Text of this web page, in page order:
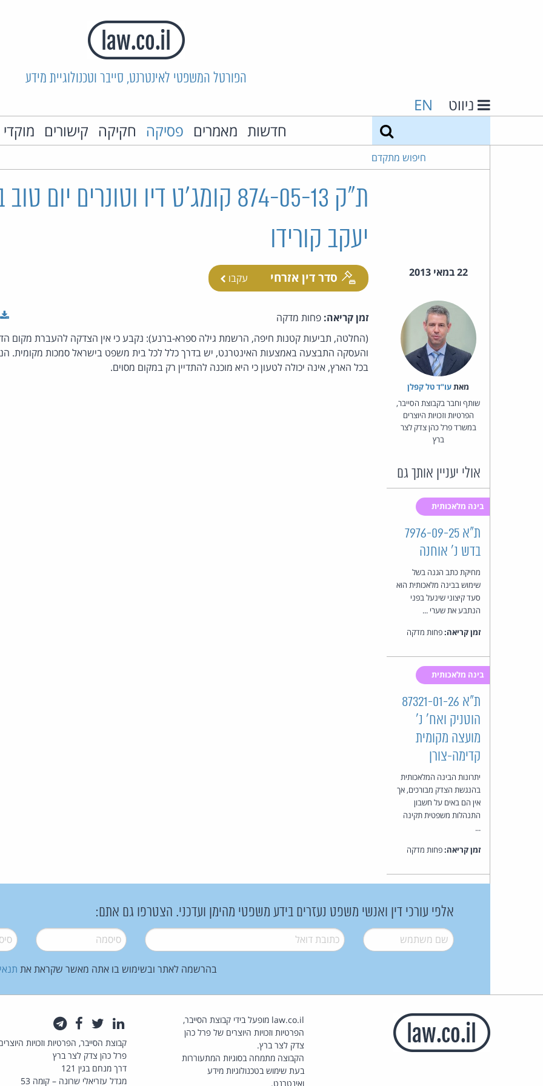
הפורטל המשפטי לאינטרנט, סייבר וטכנולוגיית מידע
ניווט EN
חדשות מאמרים פסיקה חקיקה קישורים
חיפוש מתקדם
ת"ק 874-05-13 קומג'ט דיו וטונרים יום
יעקב קורידו
22 במאי 2013 סדר דין אזרחי עקבו
מאת‏עו"ד טל קפלן
שותף וחבר בקבוצת הסייבר,
הפרטיות וזכויות היוצרים
במשרד פרל כהן צדק לצר
ברץ
אולי יעניין אותך גם
בינה מלאכותית
ת"א 7976-09-25
בדש נ' אוחנה
מחיקת כתב הגנה בשל
שימוש בבינה מלאכותית הוא
סעד קיצוני שינעל בפני
הנתבע את שערי ...
זמן קריאה:פחות מדקה
בינה מלאכותית
ת"א 87321-01-26
הוטניק ואח' נ'
מועצה מקומית
קדימה-צורן
יתרונות הבינה המלאכותית
בהנגשת הצדק מבורכים, אך
אין הם באים על חשבון
התנהלות משפטית תקינה
...
זמן קריאה:פחות מדקה
זמן קריאה: פחות מדקה
(החלטה, תביעות קטנות חיפה, הרשמת גילה ספרא-ברנע): נקבע כי אין הצדקה להעברת מקום
והעסקה התבצעה באמצעות האינטרנט, יש בדרך כלל לכל בית משפט בישראל סמכות מקומית.
בכל הארץ, אינה יכולה לטעון כי היא מוכנה להתדיין רק במקום מסוים.
אלפי עורכי דין ואנשי משפט נעזרים בידע משפטי מהימן ועדכני. הצטרפו גם אתם:
שם משתמש* דואל* סיסמה*
בהרשמה לאתר ובשימוש בו אתה מאשר שקראת את
law.co.il מופעל בידי קבוצת הסייבר,
הפרטיות וזכויות היוצרים של פרל כהן
צדק לצר ברץ.
הקבוצה מתמחה בסוגיות המתעוררות
בעת שימוש בטכנולוגיות מידע
ואינטרנט.
לינקדאין
טוויטרפייסבוק
קבוצת הסייבר, הפרטיות וזכויות
פרל כהן צדק לצר ברץ
דרך מנחם בגין 121
מגדל עזריאלי שרונה – קומה 53